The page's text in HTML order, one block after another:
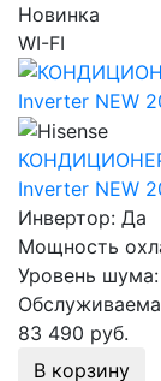
Новинка
WI-FI
КОНДИЦИОНЕР
Inverter NEW
Инвертор: Да
Мощность
Уровень шума:
83 490 руб.
В корзину